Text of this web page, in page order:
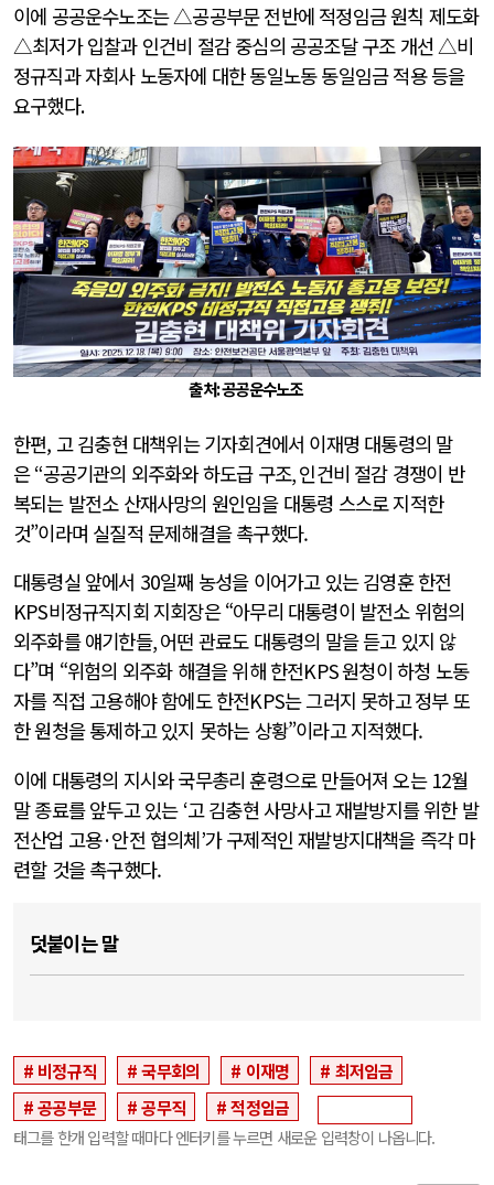
이에 공공운수노조는 △공공부문 전반에 적정임금 원칙 제도화
△최저가 입찰과 인건비 절감 중심의 공공조달 구조 개선 △비
정규직과 자회사 노동자에 대한 동일노동 동일임금 적용 등을
요구했다.
출처: 공공운수노조
한편, 고 김충현 대책위는 기자회견에서 이재명 대통령의 말
은“공공기관의 외주화와 하도급 구조,인건비 절감 경쟁이 반
복되는 발전소 산재사망의 원인임을 대통령 스스로 지적한
것”이라며 실질적 문제해결을 촉구했다.
대통령실 앞에서 30일째 농성을 이어가고 있는 김영훈 한전
KPS비정규직지회 지회장은 “아무리 대통령이 발전소 위험의
외주화를 얘기한들,어떤 관료도 대통령의 말을 듣고 있지 않
다”며 “위험의 외주화 해결을 위해 한전KPS원청이 하청 노동
자를 직접 고용해야 함에도 한전KPS는 그러지 못하고정부 또
한 원청을 통제하고 있지 못하는 상황”이라고 지적했다.
이에 대통령의 지시와 국무총리 훈령으로 만들어져 오는 12월
말 종료를 앞두고 있는 ‘고 김충현 사망사고 재발방지를 위한 발
전산업 고용·안전 협의체’가 구제적인 재발방지대책을 즉각 마
련할 것을 촉구했다.
덧붙이는 말
비정규직 국무회의 이재명
최저임금
공공부문
공무직 적정임금
태그를 한개 입력할 때마다 엔터키를 누르면 새로운 입력창이 나옵니다.